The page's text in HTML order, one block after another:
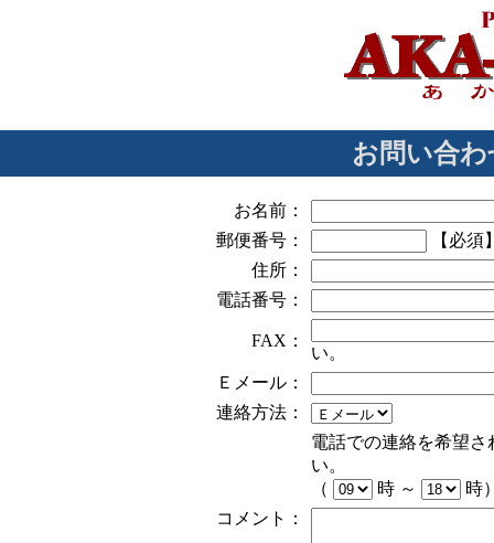
お問い合
お名前：
郵便番号：
【必須
住所：
電話番号：
FAX：
い。
Ｅメール：
連絡方法：
電話での連絡を希望
い。
（
時 ～
時
コメント：